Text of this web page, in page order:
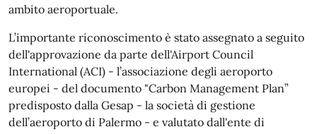
ambito aeroportuale.
L’importante riconoscimento è stato assegnato a seguito
dell'approvazione da parte dell'Airport Council
International (ACI) - l’associazione degli aeroporto
europei - del documento "Carbon Management Plan”
predisposto dalla Gesap - la società di gestione
dell’aeroporto di Palermo - e valutato dall'ente di